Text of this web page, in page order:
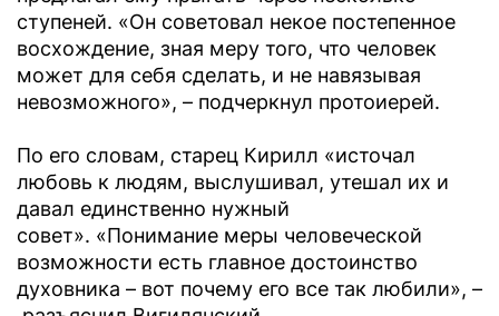
ступеней. «Он советовал некое постепенное
восхождение, зная меру того, что человек
может для себя сделать, и не навязывая
невозможного», – подчеркнул протоиерей.
По его словам, старец Кирилл «источал
любовь к людям, выслушивал, утешал их и
давал единственно нужный
совет». «Понимание меры человеческой
возможности есть главное достоинство
духовника – вот почему его все так любили», –